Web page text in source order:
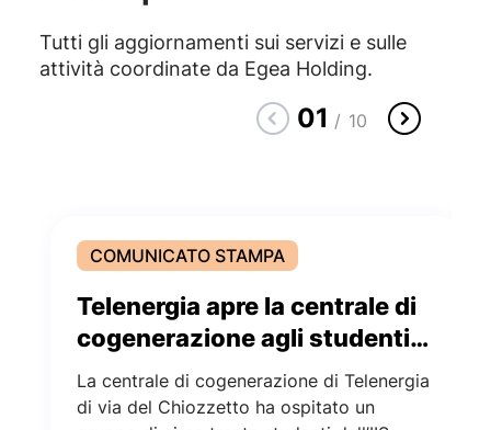
Tutti gli aggiornamenti sui servizi e sulle
attività coordinate da Egea Holding.
01 / 10
COMUNICATO STAMPA
Telenergia apre la centrale di
cogenerazione agli studenti
di Alessandria
La centrale di cogenerazione di Telenergia
di via del Chiozzetto ha ospitato un